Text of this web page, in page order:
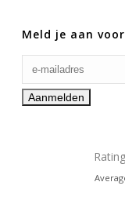
Meld je aan